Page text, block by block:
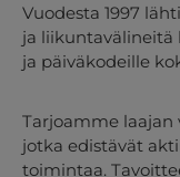
Vuodesta 1997
ja liikuntavälineitä
ja päiväkodeille
Tarjoamme
jotka edistävät
toimintaa.